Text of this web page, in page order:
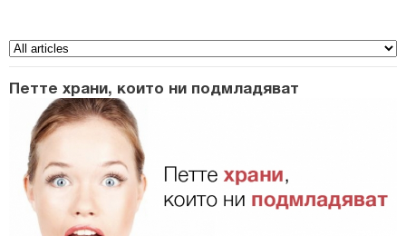
Петте храни, които ни подмладяват